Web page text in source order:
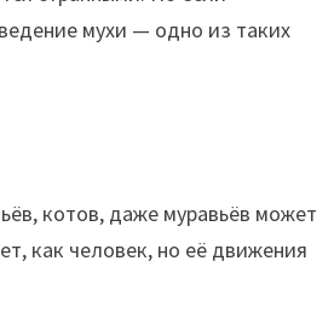
мухи — одно из таких
котов, даже муравьёв может
как человек, но её движения